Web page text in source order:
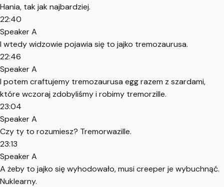
Hania, tak jak najbardziej.
22:40
Speaker A
I wtedy widzowie pojawia się to jajko tremozaurusa.
22:46
Speaker A
I potem craftujemy tremozaurusa egg razem z szardami,
które wczoraj zdobyliśmy i robimy tremorzille.
23:04
Speaker A
Czy ty to rozumiesz? Tremorwazille.
23:13
Speaker A
A żeby to jajko się wyhodowało, musi creeper je wybuchnąć.
Nuklearny.